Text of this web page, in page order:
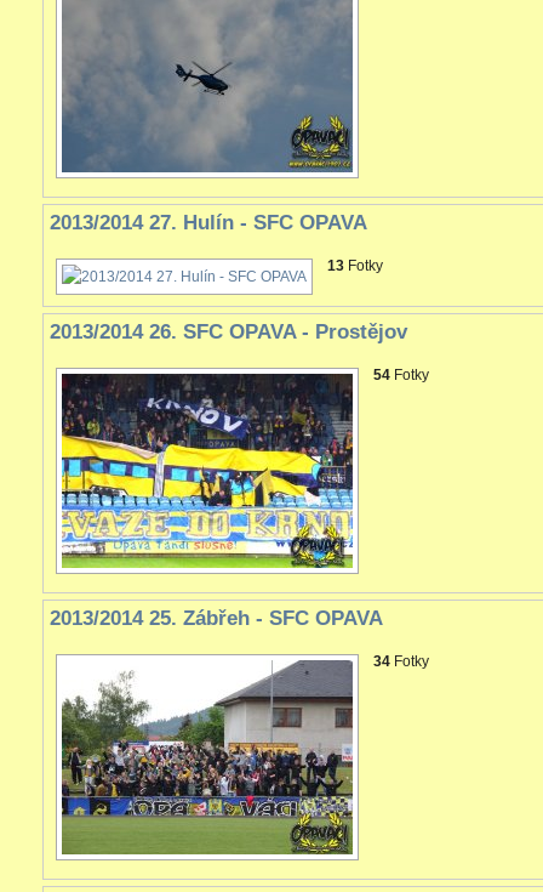
2013/2014 27. Hulín - SFC OPAVA
13 Fotky
2013/2014 26. SFC OPAVA - Prostějov
54 Fotky
2013/2014 25. Zábřeh - SFC OPAVA
34 Fotky